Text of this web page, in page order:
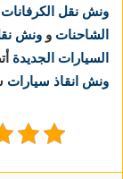
ونش نقل الكرفانات
الشاحنات و ونش
السيارات الجديدة
ونش انقاذ سيارات